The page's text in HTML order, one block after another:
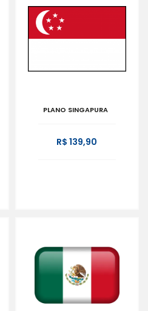
PLANO SINGAPURA
R$ 139,90